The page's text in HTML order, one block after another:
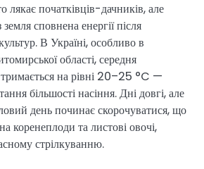
початківців-дачників, але
сповнена енергії після
В Україні, особливо в
області, середня
на рівні 20–25 °C —
більшості насіння. Дні довгі, але
день починає скорочуватися, що
коренеплоди та листові овочі,
стрілкуванню.